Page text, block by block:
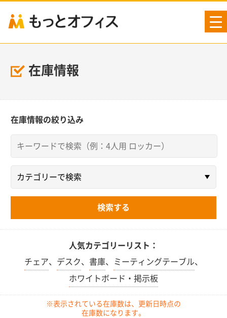
在庫情報
在庫情報の絞り込み
人気カテゴリーリスト：
チェア、 デスク、 書庫、 ミーティングテーブル、
ホワイトボード・掲示板
※表示されている在庫数は、更新日時点の
在庫数になります。